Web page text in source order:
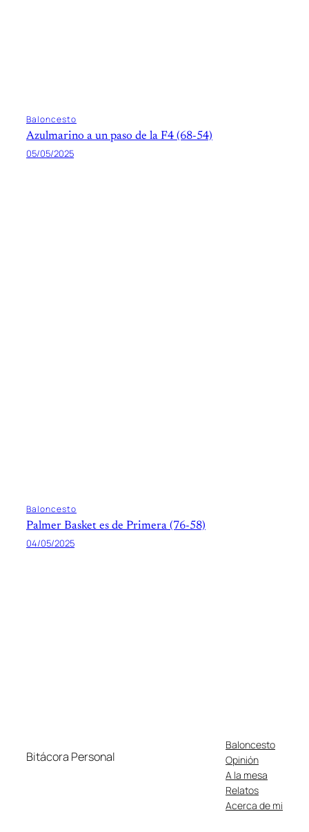
Baloncesto
Azulmarino a un paso de la F4 (68-54)
05/05/2025
Baloncesto
Palmer Basket es de Primera (76-58)
04/05/2025
Bitácora Personal
Baloncesto
Opinión
A la mesa
Relatos
Acerca de mi